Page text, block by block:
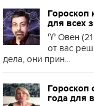
Гороскоп
для всех
♈️ Овен
от вас
дела, они прин...
Гороскоп
года для